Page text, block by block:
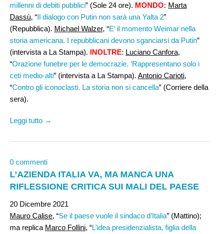
millenni di debiti pubblici” (Sole 24 ore). MONDO: Marta
Dassù, “Il dialogo con Putin non sarà una Yalta 2”
(Repubblica). Michael Walzer, “E’ il momento Weimar nella
storia americana. I repubblicani devono sganciarsi da Putin”
(intervista a La Stampa). INOLTRE: Luciano Canfora,
“Orazione funebre per le democrazie. ‘Rappresentano solo i
ceti medio-alti” (intervista a La Stampa). Antonio Carioti,
“Contro gli iconoclasti. La storia non si cancella” (Corriere della
sera).
Leggi tutto →
0 commenti
L’AZIENDA ITALIA VA, MA MANCA UNA
RIFLESSIONE CRITICA SUI MALI DEL PAESE
20 Dicembre 2021
Mauro Calise, “Se il paese vuole il sindaco d’Italia” (Mattino);
ma replica Marco Follini, “L’idea presidenzialista, figlia della